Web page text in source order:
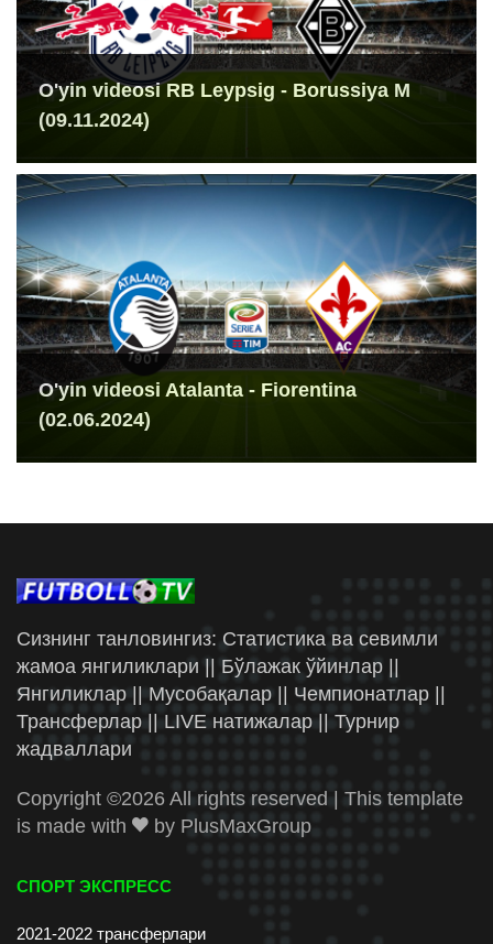
O'yin videosi RB Leypsig - Borussiya M
(09.11.2024)
O'yin videosi Atalanta - Fiorentina
(02.06.2024)
Сизнинг танловингиз: Статистика ва севимли
жамоа янгиликлари || Бўлажак ўйинлар ||
Янгиликлар || Мусобақалар || Чемпионатлар ||
Трансферлар || LIVE натижалар || Турнир
жадваллари
Copyright ©2026 All rights reserved | This template
is made with
by PlusMaxGroup
СПОРТ ЭКСПРЕСС
2021-2022 трансферлари